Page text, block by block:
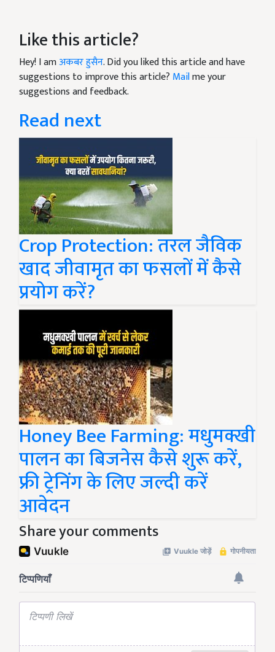
Like this article?
Hey! I amअकबर हुसैन. Did you liked this article and have
suggestions to improve this article? Mailme your
suggestions and feedback.
Read next
Crop Protection: तरल जैविक
खाद जीवामृत का फसलों में कैसे
प्रयोग करें?
Honey Bee Farming: मधुमक्खी
पालन का बिजनेस कैसे शुरू करें,
फ्री ट्रेनिंग के लिए जल्दी करें
आवेदन
Share your comments